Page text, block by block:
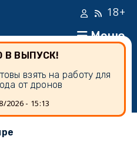
Меню
18+
В ВЫПУСК!
взять на работу для
от дронов
2026 - 15:13